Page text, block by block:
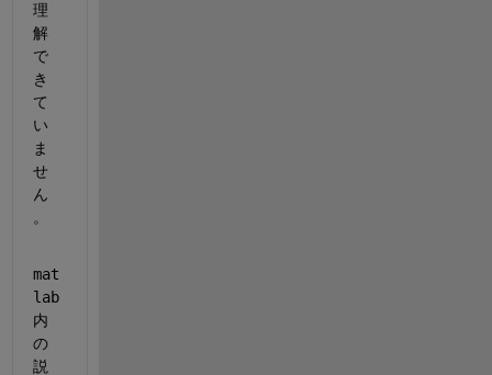
理
解
で
き
て
い
ま
せ
ん
。
mat
lab
内
の
説